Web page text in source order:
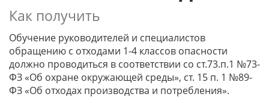
Как получить
Обучение руководителей и специалистов
обращению с отходами 1-4 классов опасности
должно проводиться в соответствии со ст.73.п.1 №73-
ФЗ «Об охране окружающей среды», ст. 15 п. 1 №89-
ФЗ «Об отходах производства и потребления».